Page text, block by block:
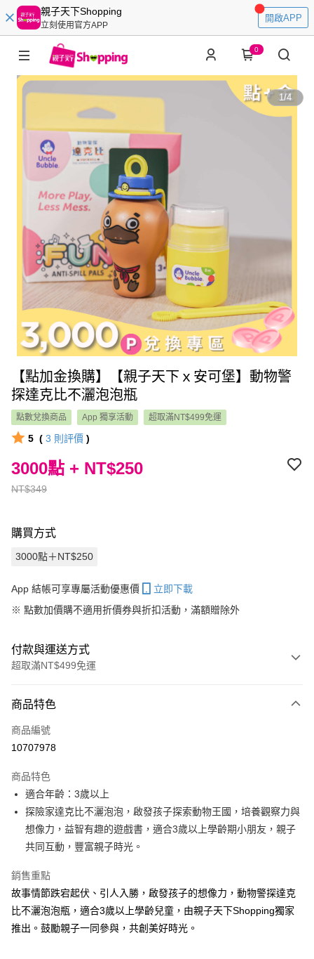
親子天下Shopping
立刻使用官方APP
開啟APP
0
1/4
【點加金換購】【親子天下ｘ安可堡】動物警
探達克比不灑泡泡瓶
點數兌換商品 App 獨享活動 超取滿NT$499免運
5 ( 3 則評價 )
NT$349
3000點 + NT$250
購買方式
3000點＋NT$250
App 結帳可享專屬活動優惠價
立即下載
※ 點數加價購不適用折價券與折扣活動，滿額贈除外
付款與運送方式
超取滿NT$499免運
信用卡一次付款
LINE Pay
大哥付你分期
相關說明
【大哥付你分期使用說明】
1.本服務由台灣大哥大提供，台灣大哥大用戶可立即使用無須另外申請。
2.付款方式選擇「大哥付你分期」，訂單成立後會自動跳轉到大哥付的交易
成交易。
3.實際核准額度、可分期數及費用金額請依後續交易確認頁面所載為準。
4.訂單成立30分鐘內，如未前往確認交易或遇審核未通過，訂單將自動取
消。如遇「轉專審核」未通過狀況，表示未達大哥付你分期系統評分，恕無
法說明評估內容。
AFTEE先享後付
相關說明
AFTEE先享後付是「在收到商品之後才付款」的支付方式。 讓您購物簡單
便利好安心！
１．簡單：不需註冊會員、不需綁卡、不需儲值。
２．便利：只要手機號碼，簡訊認證，即可結帳。
３．安心：先確認商品／服務後，再付款。
ATM付款
運送方式
付款後全家取貨｜8/8-8/14運費優惠，結帳滿499即享免運。
商品特色
商品編號
10707978
商品特色
適合年齡：3歲以上
探險家達克比不灑泡泡，啟發孩子探索動物王國，培養觀察力與
想像力，益智有趣的遊戲書，適合3歲以上學齡期小朋友，親子
共同互動，豐富親子時光。
銷售重點
故事情節跌宕起伏、引人入勝，啟發孩子的想像力，動物警探達克
比不灑泡泡瓶，適合3歲以上學齡兒童，由親子天下Shopping獨家
推出。鼓勵親子一同參與，共創美好時光。